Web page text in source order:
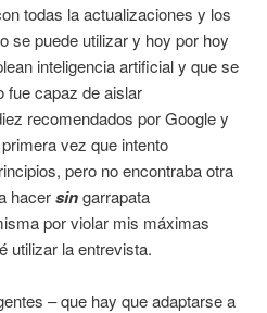
todas la actualizaciones y los
se puede utilizar y hoy por hoy
inteligencia artificial y que se
fue capaz de aislar
recomendados por Google y
vez que intento
pero no encontraba otra
hacersingarrapata
por violar mis máximas
utilizar la entrevista.
– que hay que adaptarse a